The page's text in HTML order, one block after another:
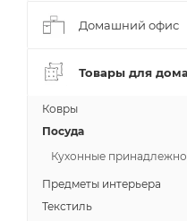
Домашний офис
Товары для дома
Ковры
Посуда
Кухонные
Предметы интерьера
Текстиль